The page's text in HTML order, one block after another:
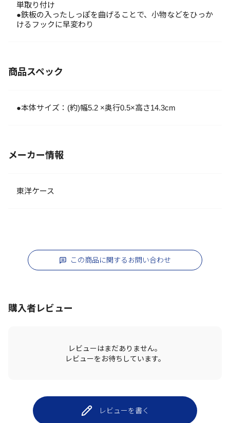
単取り付け
●鉄板の入ったしっぽを曲げることで、小物などをひっか
けるフックに早変わり
商品スペック
●本体サイズ：(約)幅5.2 ×奥行0.5×高さ14.3cm
メーカー情報
東洋ケース
この商品に関するお問い合わせ
購入者レビュー
レビューはまだありません。
レビューをお待ちしています。
レビューを書く